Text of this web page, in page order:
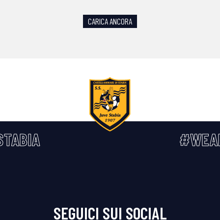
CARICA ANCORA
SEGUICI SUI SOCIAL